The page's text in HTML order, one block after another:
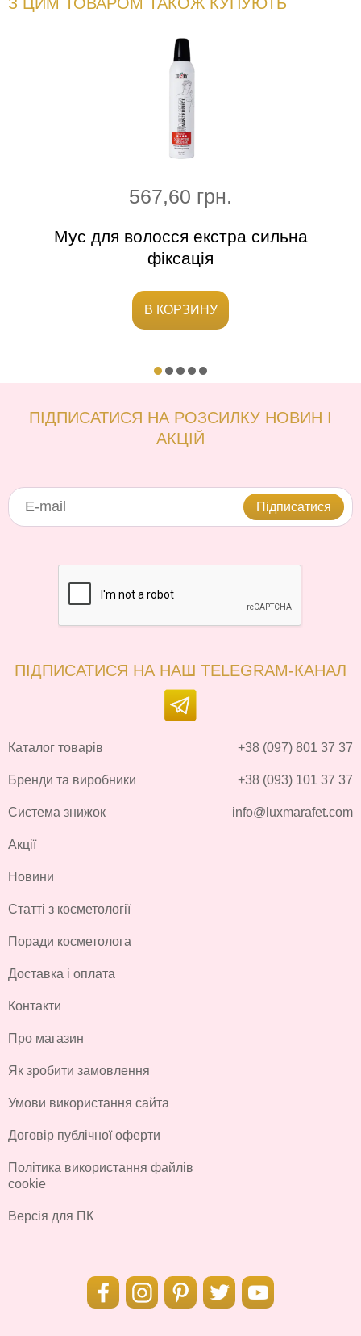
567,60 грн.
Мус для волосся екстра сильна
фіксація
В КОРЗИНУ
ПІДПИСАТИСЯ НА РОЗСИЛКУ НОВИН І
АКЦІЙ
Підписатися
ПІДПИСАТИСЯ НА НАШ TELEGRAM-КАНАЛ
Каталог товарів
Бренди та виробники
Система знижок
Акції
Новини
Статті з косметології
Поради косметолога
Доставка і оплата
Контакти
Про магазин
Як зробити замовлення
Умови використання сайта
Договір публічної оферти
Політика використання файлів
cookie
Версія для ПК
+38 (097) 801 37 37
+38 (093) 101 37 37
info@luxmarafet.com